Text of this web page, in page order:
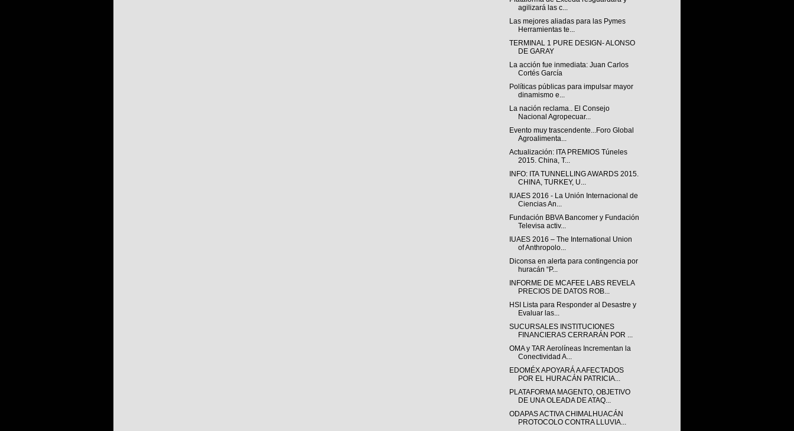
agilizará las c...
Las mejores aliadas para las Pymes
Herramientas te...
TERMINAL 1 PURE DESIGN- ALONSO
DE GARAY
La acción fue inmediata: Juan Carlos
Cortés García
Políticas públicas para impulsar mayor
dinamismo e...
La nación reclama.. El Consejo
Nacional Agropecuar...
Evento muy trascendente...Foro Global
Agroalimenta...
Actualización: ITA PREMIOS Túneles
2015. China, T...
INFO: ITA TUNNELLING AWARDS 2015.
CHINA, TURKEY, U...
IUAES 2016 - La Unión Internacional de
Ciencias An...
Fundación BBVA Bancomer y Fundación
Televisa activ...
IUAES 2016 – The International Union
of Anthropolo...
Diconsa en alerta para contingencia por
huracán “P...
INFORME DE MCAFEE LABS REVELA
PRECIOS DE DATOS ROB...
HSI Lista para Responder al Desastre y
Evaluar las...
SUCURSALES INSTITUCIONES
FINANCIERAS CERRARÁN POR ...
OMA y TAR Aerolíneas Incrementan la
Conectividad A...
EDOMÉX APOYARÁ A AFECTADOS
POR EL HURACÁN PATRICIA...
PLATAFORMA MAGENTO, OBJETIVO
DE UNA OLEADA DE ATAQ...
ODAPAS ACTIVA CHIMALHUACÁN
PROTOCOLO CONTRA LLUVIA...